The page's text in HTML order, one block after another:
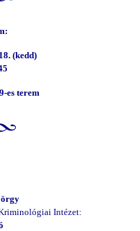
(kedd)
es terem
Intézet: